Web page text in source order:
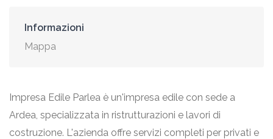
Informazioni
Mappa
Impresa Edile Parlea è un'impresa edile con sede a
Ardea, specializzata in ristrutturazioni e lavori di
costruzione. L'azienda offre servizi completi per privati e